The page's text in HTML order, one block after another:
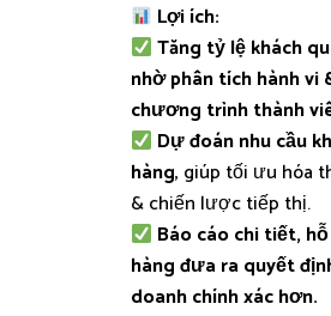
Lợi ích:
Tăng tỷ lệ khách
nhờ phân tích hành vi
chương trình thành
Dự đoán nhu cầu
hàng, giúp tối ưu hóa
& chiến lược tiếp thị.
Báo cáo chi tiết,
hàng đưa ra quyết
doanh chính xác hơn.